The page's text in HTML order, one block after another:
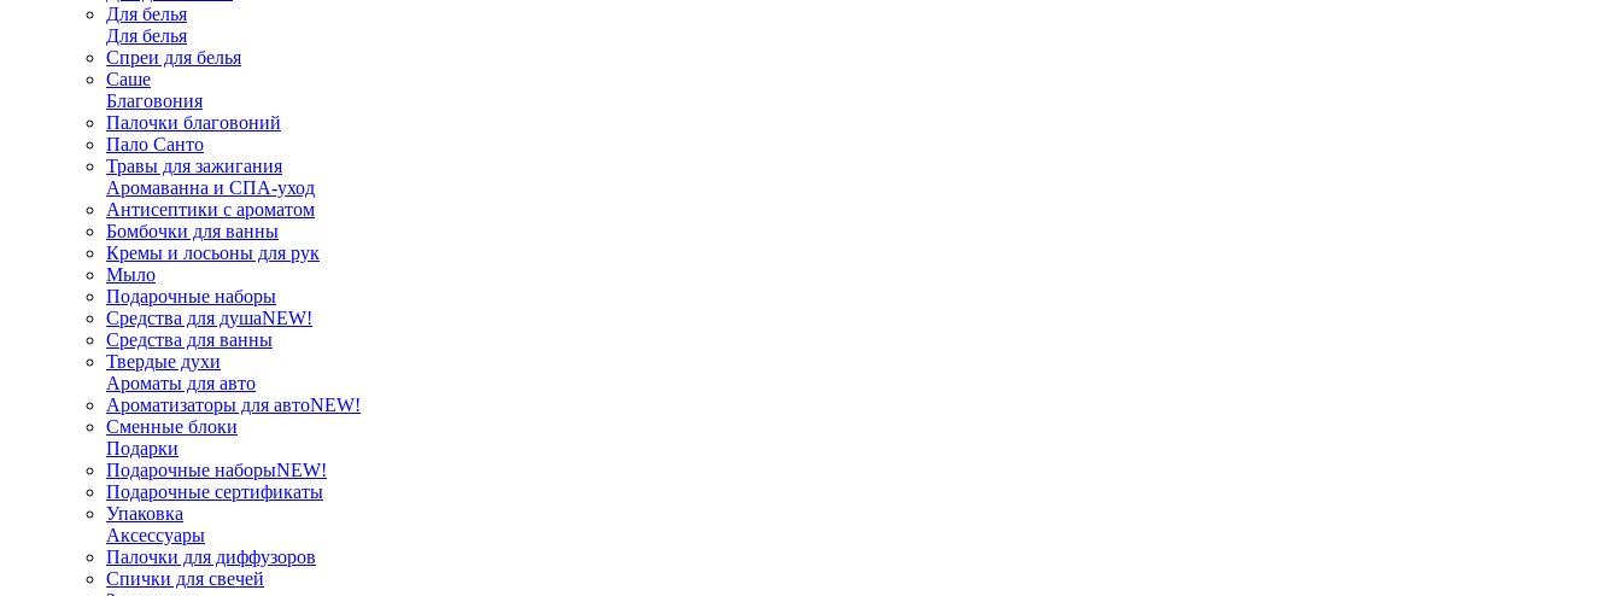
Для белья
Для белья
Спреи для белья
Саше
Благовония
Палочки благовоний
Пало Санто
Травы для зажигания
Аромаванна и СПА-уход
Антисептики с ароматом
Бомбочки для ванны
Кремы и лосьоны для рук
Мыло
Подарочные наборы
Средства для душаNEW!
Средства для ванны
Твердые духи
Ароматы для авто
Ароматизаторы для автоNEW!
Сменные блоки
Подарки
Подарочные наборыNEW!
Подарочные сертификаты
Упаковка
Аксессуары
Палочки для диффузоров
Спички для свечей